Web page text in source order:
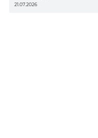
21.07.2026